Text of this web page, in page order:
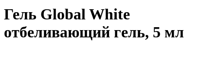
Гель Global White
отбеливающий гель, 5 мл